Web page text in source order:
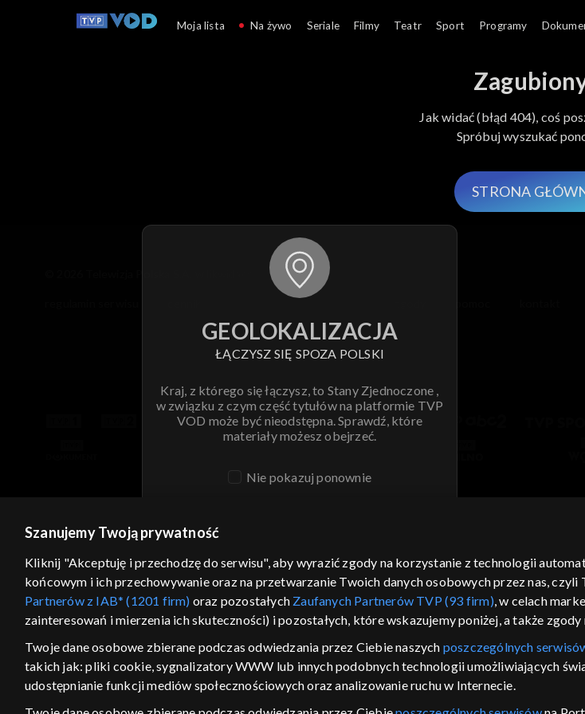
Jak widać (błąd 404), coś
Spróbuj wyszukać
STRONA
GEOLOKALIZACJA
ŁĄCZYSZ SIĘ SPOZA POLSKI
Kraj, z którego się łączysz, to Stany Zjednoczone ,
w związku z czym część tytułów na platformie TVP
VOD może być nieodstępna. Sprawdź, które
materiały możesz obejrzeć.
Nie pokazuj ponownie
ANULUJ
Moja lista Na żywo Seriale Filmy Teatr Sport Programy
Szanujemy Twoją prywatność
Kliknij "Akceptuję i przechodzę do serwisu", aby wyrazić zgody na korzystanie z technologii
końcowym i ich przechowywanie oraz na przetwarzanie Twoich danych osobowych przez nas, czyli
Partnerów z IAB* (1201 firm) oraz pozostałych Zaufanych Partnerów TVP (93 firm), w celach
zainteresowań i mierzenia ich skuteczności) i pozostałych, które wskazujemy poniżej, a także
Twoje dane osobowe zbierane podczas odwiedzania przez Ciebie naszych poszczególnych
takich jak: pliki cookie, sygnalizatory WWW lub innych podobnych technologii umożliwiających
udostępnianie funkcji mediów społecznościowych oraz analizowanie ruchu w Internecie.